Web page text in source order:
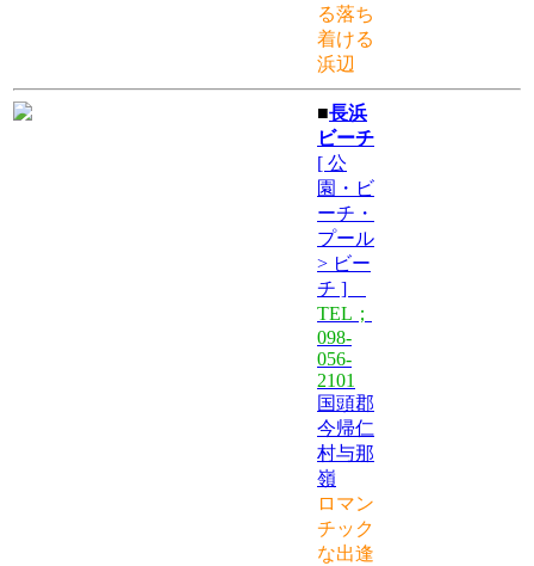
る落ち
着ける
浜辺
■長浜
ビーチ
[ 公
園・ビ
ーチ・
プール
> ビー
チ ]
TEL；
098-
056-
2101
国頭郡
今帰仁
村与那
嶺
ロマン
チック
な出逢